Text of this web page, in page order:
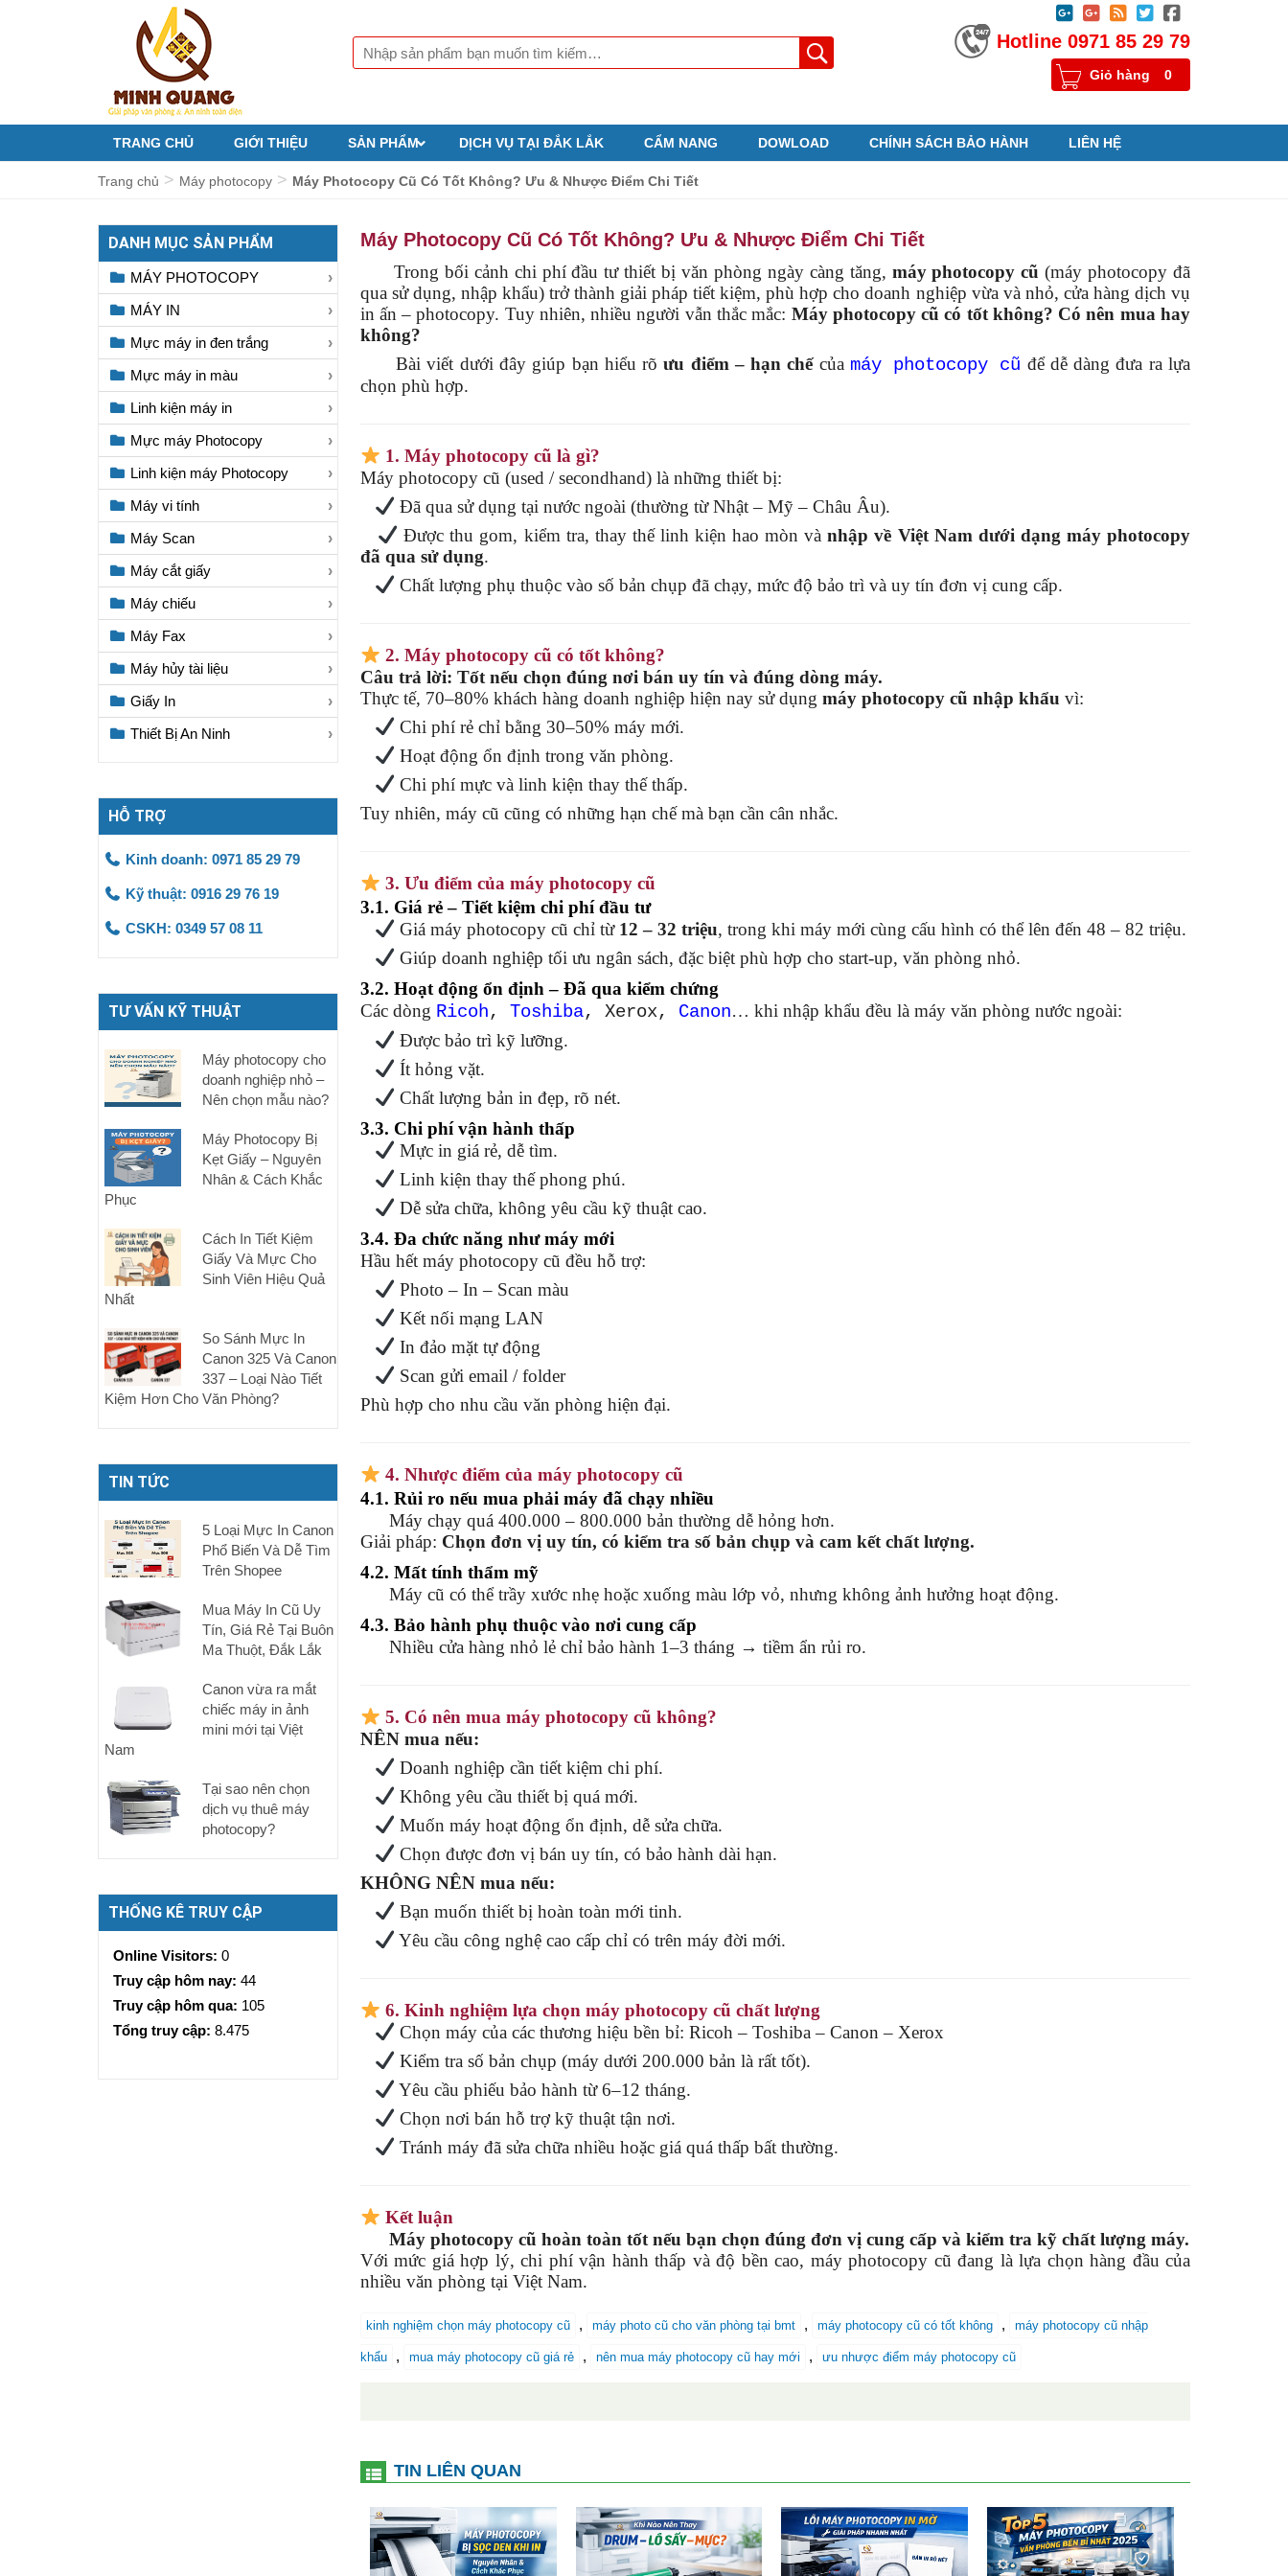





Hotline 0971 85 29 79
Giỏ hàng 0
TRANG CHỦ GIỚI THIỆU SẢN PHẨM DỊCH VỤ TẠI ĐẮK LẮK CẨM NANG DOWLOAD CHÍNH SÁCH BẢO HÀNH LIÊN HỆ
Trang chủ > Máy photocopy > Máy Photocopy Cũ Có Tốt Không? Ưu & Nhược Điểm Chi Tiết
Máy Photocopy Cũ Có Tốt Không? Ưu & Nhược Điểm Chi Tiết
Trong bối cảnh chi phí đầu tư thiết bị văn phòng ngày càng tăng, máy photocopy cũ (máy photocopy đã
qua sử dụng, nhập khẩu) trở thành giải pháp tiết kiệm, phù hợp cho doanh nghiệp vừa và nhỏ, cửa hàng dịch vụ
in ấn – photocopy. Tuy nhiên, nhiều người vẫn thắc mắc: Máy photocopy cũ có tốt không? Có nên mua hay
không?
Bài viết dưới đây giúp bạn hiểu rõưu điểm – hạn chếcủa máy photocopy cũ để dễ dàng đưa ra lựa
chọn phù hợp.
1. Máy photocopy cũ là gì?
Máy photocopy cũ (used / secondhand) là những thiết bị:
Đã qua sử dụng tại nước ngoài (thường từ Nhật – Mỹ – Châu Âu).
Được thu gom, kiểm tra, thay thế linh kiện hao mòn vànhập về Việt Nam dưới dạng máy photocopy
đã qua sử dụng.
Chất lượng phụ thuộc vào số bản chụp đã chạy, mức độ bảo trì và uy tín đơn vị cung cấp.
2. Máy photocopy cũ có tốt không?
Câu trả lời: Tốt nếu chọn đúng nơi bán uy tín và đúng dòng máy.
Thực tế, 70–80% khách hàng doanh nghiệp hiện nay sử dụng máy photocopy cũ nhập khẩu vì:
Chi phí rẻ chỉ bằng 30–50% máy mới.
Hoạt động ổn định trong văn phòng.
Chi phí mực và linh kiện thay thế thấp.
Tuy nhiên, máy cũ cũng có những hạn chế mà bạn cần cân nhắc.
3. Ưu điểm của máy photocopy cũ
3.1. Giá rẻ – Tiết kiệm chi phí đầu tư
Giá máy photocopy cũ chỉ từ 12 – 32 triệu, trong khi máy mới cùng cấu hình có thể lên đến 48 – 82 triệu.
Giúp doanh nghiệp tối ưu ngân sách, đặc biệt phù hợp cho start-up, văn phòng nhỏ.
3.2. Hoạt động ổn định – Đã qua kiểm chứng
Các dòng Ricoh, Toshiba, Xerox, Canon… khi nhập khẩu đều là máy văn phòng nước ngoài:
Được bảo trì kỹ lưỡng.
Ít hỏng vặt.
Chất lượng bản in đẹp, rõ nét.
3.3. Chi phí vận hành thấp
Mực in giá rẻ, dễ tìm.
Linh kiện thay thế phong phú.
Dễ sửa chữa, không yêu cầu kỹ thuật cao.
3.4. Đa chức năng như máy mới
Hầu hết máy photocopy cũ đều hỗ trợ:
Photo – In – Scan màu
Kết nối mạng LAN
In đảo mặt tự động
Scan gửi email / folder
Phù hợp cho nhu cầu văn phòng hiện đại.
4. Nhược điểm của máy photocopy cũ
4.1. Rủi ro nếu mua phải máy đã chạy nhiều
Máy chạy quá 400.000 – 800.000 bản thường dễ hỏng hơn.
Giải pháp: Chọn đơn vị uy tín, có kiểm tra số bản chụp và cam kết chất lượng.
4.2. Mất tính thẩm mỹ
Máy cũ có thể trầy xước nhẹ hoặc xuống màu lớp vỏ, nhưng không ảnh hưởng hoạt động.
4.3. Bảo hành phụ thuộc vào nơi cung cấp
Nhiều cửa hàng nhỏ lẻ chỉ bảo hành 1–3 tháng → tiềm ẩn rủi ro.
5. Có nên mua máy photocopy cũ không?
NÊN mua nếu:
Doanh nghiệp cần tiết kiệm chi phí.
Không yêu cầu thiết bị quá mới.
Muốn máy hoạt động ổn định, dễ sửa chữa.
Chọn được đơn vị bán uy tín, có bảo hành dài hạn.
KHÔNG NÊN mua nếu:
Bạn muốn thiết bị hoàn toàn mới tinh.
Yêu cầu công nghệ cao cấp chỉ có trên máy đời mới.
6. Kinh nghiệm lựa chọn máy photocopy cũ chất lượng
Chọn máy của các thương hiệu bền bỉ: Ricoh – Toshiba – Canon – Xerox
Kiểm tra số bản chụp (máy dưới 200.000 bản là rất tốt).
Yêu cầu phiếu bảo hành từ 6–12 tháng.
Chọn nơi bán hỗ trợ kỹ thuật tận nơi.
Tránh máy đã sửa chữa nhiều hoặc giá quá thấp bất thường.
Kết luận
Máy photocopy cũ hoàn toàn tốt nếu bạn chọn đúng đơn vị cung cấp và kiểm tra kỹ chất lượng máy.
Với mức giá hợp lý, chi phí vận hành thấp và độ bền cao, máy photocopy cũ đang là lựa chọn hàng đầu của
nhiều văn phòng tại Việt Nam.
kinh nghiệm chọn máy photocopy cũ , máy photo cũ cho văn phòng tại bmt , máy photocopy cũ có tốt không , máy photocopy cũ nhập
khẩu , mua máy photocopy cũ giá rẻ , nên mua máy photocopy cũ hay mới , ưu nhược điểm máy photocopy cũ
TIN LIÊN QUAN
DANH MỤC SẢN PHẨM
MÁY PHOTOCOPY
MÁY IN
Mực máy in đen trắng
Mực máy in màu
Linh kiện máy in
Mực máy Photocopy
Linh kiện máy Photocopy
Máy vi tính
Máy Scan
Máy cắt giấy
Máy chiếu
Máy Fax
Máy hủy tài liệu
Giấy In
Thiết Bị An Ninh
HỖ TRỢ
Kinh doanh: 0971 85 29 79
Kỹ thuật: 0916 29 76 19
CSKH: 0349 57 08 11
TƯ VẤN KỸ THUẬT
Máy photocopy cho
doanh nghiệp nhỏ –
Nên chọn mẫu nào?
Máy Photocopy Bị
Kẹt Giấy – Nguyên
Nhân & Cách Khắc
Phục
Cách In Tiết Kiệm
Giấy Và Mực Cho
Sinh Viên Hiệu Quả
Nhất
So Sánh Mực In
Canon 325 Và Canon
337 – Loại Nào Tiết
Kiệm Hơn Cho Văn Phòng?
TIN TỨC
5 Loại Mực In Canon
Phổ Biến Và Dễ Tìm
Trên Shopee
Mua Máy In Cũ Uy
Tín, Giá Rẻ Tại Buôn
Ma Thuột, Đắk Lắk
Canon vừa ra mắt
chiếc máy in ảnh
mini mới tại Việt
Nam
Tại sao nên chọn
dịch vụ thuê máy
photocopy?
THỐNG KÊ TRUY CẬP
Online Visitors: 0
Truy cập hôm nay: 44
Truy cập hôm qua: 105
Tổng truy cập: 8.475